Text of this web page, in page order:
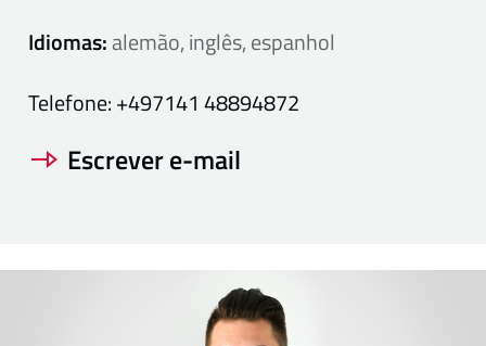
Idiomas:alemão, inglês, espanhol
Telefone:+497141 48894872
Escrever e-mail